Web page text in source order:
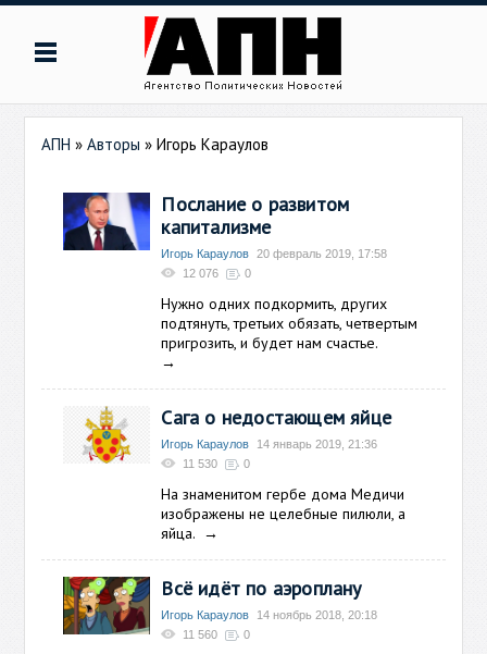
АПН »Авторы »Игорь Караулов
Послание о развитом
капитализме
Игорь Караулов
20 февраль 2019, 17:58
12 076
0
Нужно одних подкормить, других
подтянуть, третьих обязать, четвертым
пригрозить, и будет нам счастье.
→
Сага о недостающем яйце
Игорь Караулов
14 январь 2019, 21:36
11 530
0
На знаменитом гербе дома Медичи
изображены не целебные пилюли, а
яйца. →
Всё идёт по аэроплану
Игорь Караулов
14 ноябрь 2018, 20:18
11 560
0